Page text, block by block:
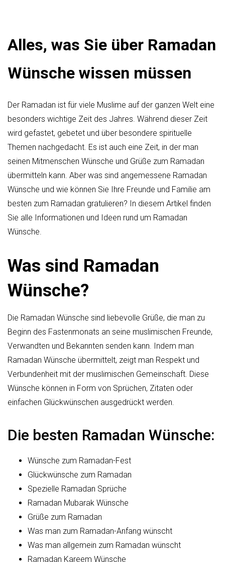
Alles, was Sie über Ramadan
Wünsche wissen müssen
Der Ramadan ist für viele Muslime auf der ganzen Welt eine
besonders wichtige Zeit des Jahres. Während dieser Zeit
wird gefastet, gebetet und über besondere spirituelle
Themen nachgedacht. Es ist auch eine Zeit, in der man
seinen Mitmenschen Wünsche und Grüße zum Ramadan
übermitteln kann. Aber was sind angemessene Ramadan
Wünsche und wie können Sie Ihre Freunde und Familie am
besten zum Ramadan gratulieren? In diesem Artikel finden
Sie alle Informationen und Ideen rund um Ramadan
Wünsche.
Was sind Ramadan
Wünsche?
Die Ramadan Wünsche sind liebevolle Grüße, die man zu
Beginn des Fastenmonats an seine muslimischen Freunde,
Verwandten und Bekannten senden kann. Indem man
Ramadan Wünsche übermittelt, zeigt man Respekt und
Verbundenheit mit der muslimischen Gemeinschaft. Diese
Wünsche können in Form von Sprüchen, Zitaten oder
einfachen Glückwünschen ausgedrückt werden.
Die besten Ramadan Wünsche:
Wünsche zum Ramadan-Fest
Glückwünsche zum Ramadan
Spezielle Ramadan Sprüche
Ramadan Mubarak Wünsche
Grüße zum Ramadan
Was man zum Ramadan-Anfang wünscht
Was man allgemein zum Ramadan wünscht
Ramadan Kareem Wünsche